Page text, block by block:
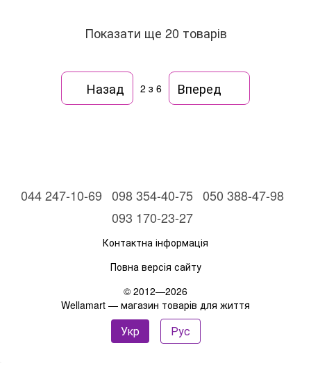
Показати ще 20 товарів
Назад 2 з 6 Вперед
044 247-10-69 098 354-40-75 050 388-47-98
093 170-23-27
Контактна інформація
Повна версія сайту
© 2012—2026
Wellamart — магазин товарів для життя
Укр Рус